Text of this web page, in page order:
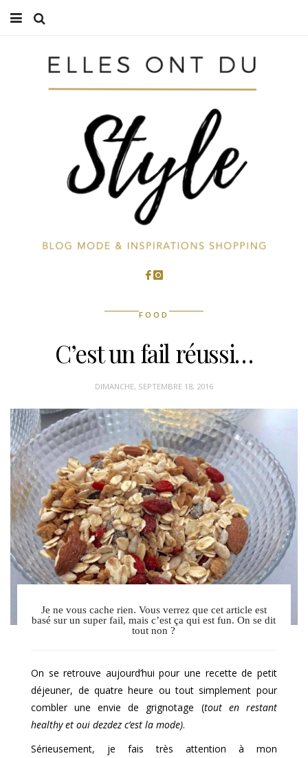
Contactez-moi
FOOD
C’est un fail réussi…
DIMANCHE, SEPTEMBRE 18, 2016
Je ne vous cache rien. Vous verrez que cet article est
basé sur un super fail, mais c’est ça qui est fun. On se dit
tout non ?
On se retrouve aujourd’hui pour une recette de petit
déjeuner, de quatre heure ou tout simplement pour
combler une envie de grignotage (tout en restant
healthy et oui dezdez c’est la mode).
Sérieusement, je fais très attention à mon